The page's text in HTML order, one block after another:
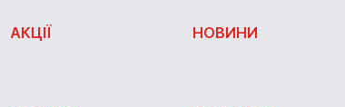
АКЦІЇ НОВИНИ